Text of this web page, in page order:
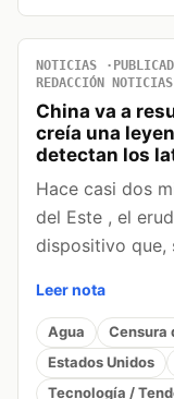
NOTICIAS
REDACCIÓN
China va a
creía una
detectan los
Hace casi dos
del Este , el
dispositivo que,
Leer nota
Agua Censura
Estados Unidos
Tecnología /